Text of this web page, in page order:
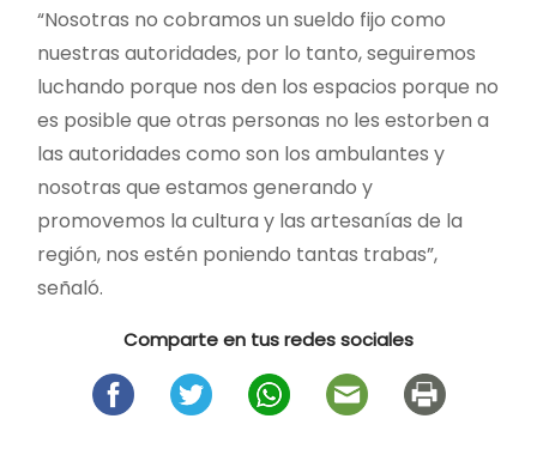
“Nosotras no cobramos un sueldo fijo como
nuestras autoridades, por lo tanto, seguiremos
luchando porque nos den los espacios porque no
es posible que otras personas no les estorben a
las autoridades como son los ambulantes y
nosotras que estamos generando y
promovemos la cultura y las artesanías de la
región, nos estén poniendo tantas trabas”,
señaló.
Comparte en tus redes sociales